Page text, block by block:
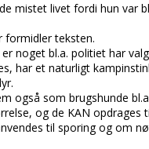
mistet livet fordi hun var
formidler teksten.
noget bl.a. politiet har
har et naturligt
også som brugshunde
og de KAN opdrages
til sporing og om